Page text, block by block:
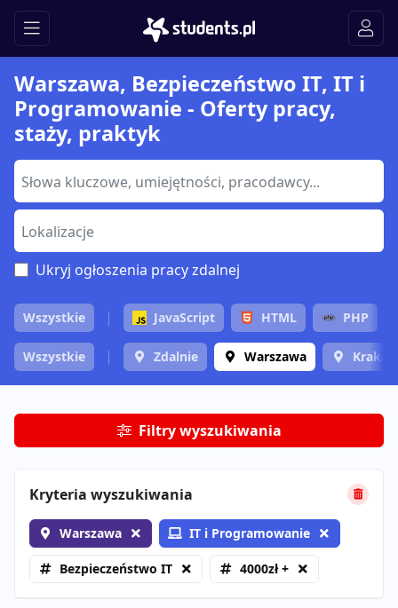
Warszawa, Bezpieczeństwo IT, IT i
Programowanie - Oferty pracy,
staży, praktyk
Ukryj ogłoszenia pracy zdalnej
Wszystkie JavaScript HTML PHP
Wszystkie Zdalnie Warszawa
Filtry wyszukiwania
Kryteria wyszukiwania
Warszawa IT i Programowanie
Bezpieczeństwo IT 4000zł +